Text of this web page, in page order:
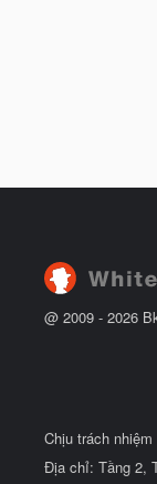
@ 2009 - 2026
Chịu trách
Địa chỉ: Tầng 2,